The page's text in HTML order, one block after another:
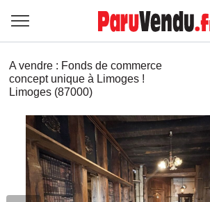
A vendre : Fonds de commerce
concept unique à Limoges !
Limoges (87000)